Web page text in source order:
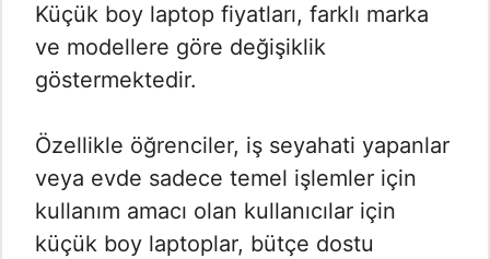
Küçük boy laptop fiyatları, farklı marka
ve modellere göre değişiklik
göstermektedir.
Özellikle öğrenciler, iş seyahati yapanlar
veya evde sadece temel işlemler için
kullanım amacı olan kullanıcılar için
küçük boy laptoplar, bütçe dostu